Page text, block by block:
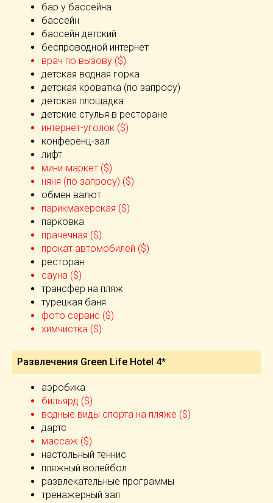
бар у бассейна
бассейн
бассейн детский
беспроводной интернет
врач по вызову ($)
детская водная горка
детская кроватка (по запросу)
детская площадка
детские стулья в ресторане
интернет-уголок ($)
конференц-зал
лифт
мини-маркет ($)
няня (по запросу) ($)
обмен валют
парикмахерская ($)
парковка
прачечная ($)
прокат автомобилей ($)
ресторан
сауна ($)
трансфер на пляж
турецкая баня
фото сервис ($)
химчистка ($)
Развлечения Green Life Hotel 4*
аэробика
бильярд ($)
водные виды спорта на пляже ($)
дартс
массаж ($)
настольный теннис
пляжный волейбол
развлекательные программы
тренажерный зал